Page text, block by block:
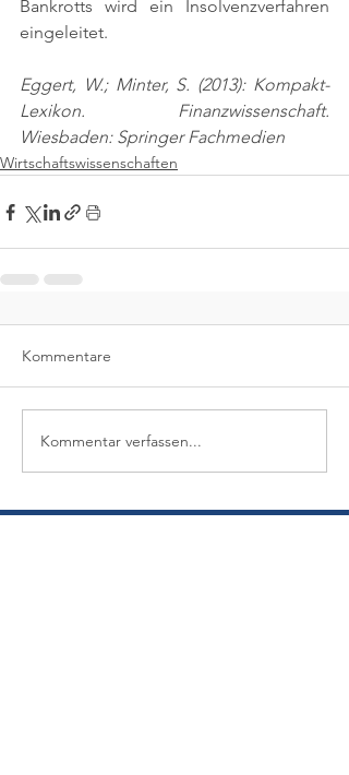
Bankrotts wird ein Insolvenzverfahren
eingeleitet.
Eggert, W.; Minter, S. (2013): Kompakt-
Lexikon. Finanzwissenschaft.
Wiesbaden: Springer Fachmedien
Wirtschaftswissenschaften
Kommentare
Kommentar verfassen...